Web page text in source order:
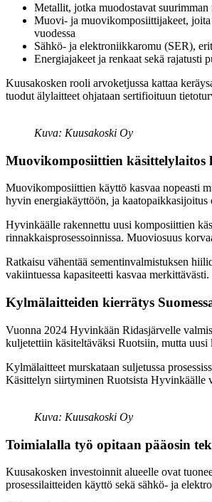
Metallit, jotka muodostavat
Muovi- ja muovikomposiittijakeet, joita
vuodessa
Sähkö- ja elektroniikkaromu (SER),
Energiajakeet ja renkaat sekä rajatusti
Kuusakosken rooli arvoketjussa kattaa
tuodut älylaitteet ohjataan sertifioituun
Kuva: Kuusakoski Oy
Muovikomposiittien käsittelylaitos
Muovikomposiittien käyttö kasvaa nopeasti
hyvin energiakäyttöön, ja
Hyvinkäälle rakennettu uusi komposiittien
rinnakkaisprosessoinnissa. Muoviosuus
Ratkaisu vähentää sementinvalmistuksen
vakiintuessa kapasiteetti kasvaa merkittävästi.
Kylmälaitteiden kierrätys
Vuonna 2024 Hyvinkään Ridasjärvelle
kuljetettiin käsiteltäväksi Ruotsiin, mutta uusi
Kylmälaitteet murskataan suljetussa
Käsittelyn siirtyminen Ruotsista Hyvinkäälle
Kuva: Kuusakoski Oy
Toimialalla työ opitaan pääosin
Kuusakosken investoinnit alueelle ovat
prosessilaitteiden käyttö sekä sähkö- ja